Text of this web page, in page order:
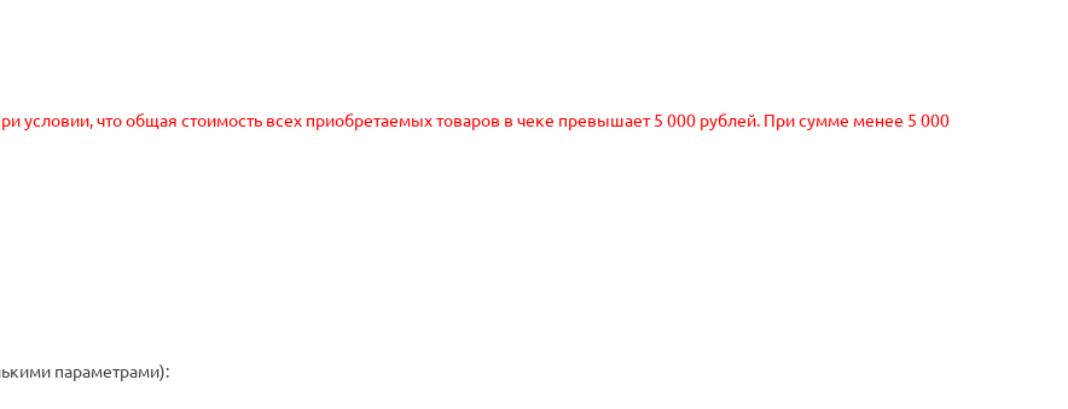
условии, что общая стоимость всех приобретаемых товаров в чеке превышает 5 000 рублей. При сумме менее 5 000
параметрами):